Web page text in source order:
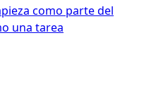
como parte del
una tarea